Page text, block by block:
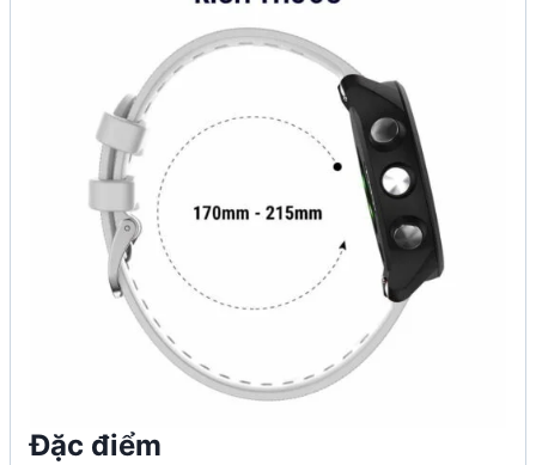
Đặc điểm